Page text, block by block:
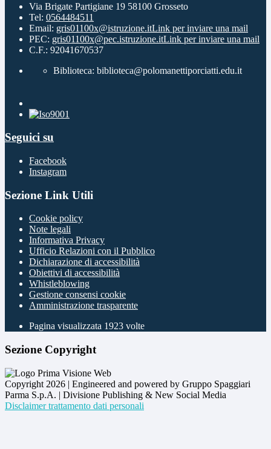
Via Brigate Partigiane 19 58100 Grosseto
Tel: 0564484511
Email: gris01100x@istruzione.itLink per inviare una mail
PEC: gris01100x@pec.istruzione.itLink per inviare una mail
C.F.: 92041670537
Biblioteca: biblioteca@polomanettiporciatti.edu.it
Seguici su
Facebook
Instagram
Sezione Link Utili
Cookie policy
Note legali
Informativa Privacy
Ufficio Relazioni con il Pubblico
Dichiarazione di accessibilità
Obiettivi di accessibilità
Whistleblowing
Gestione consensi cookie
Amministrazione trasparente
Pagina visualizzata 1923 volte
Sezione Copyright
Copyright 2026 | Engineered and powered by Gruppo Spaggiari
Parma S.p.A. | Divisione Publishing & New Social Media
Disclaimer trattamento dati personali